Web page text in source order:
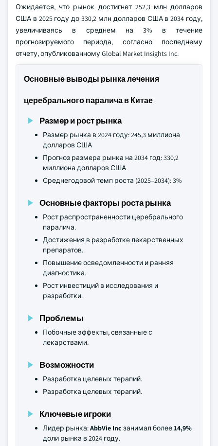
Ожидается, что рынок достигнет 252,3 млн долларов
США в 2025 году до 330,2 млн долларов США в 2034 году,
увеличиваясь в среднем на 3% в течение
прогнозируемого периода, согласно последнему
отчету, опубликованному Global Market Insights Inc.
Основные выводы рынка лечения
церебрального паралича в Китае
Размер и рост рынка
Размер рынка в 2024 году: 245,3 миллиона
долларов США
Прогноз размера рынка на 2034 год: 330,2
миллиона долларов США
Среднегодовой темп роста (2025–2034): 3%
Основные факторы роста рынка
Рост распространенности церебрального
паралича.
Достижения в разработке лекарственных
препаратов.
Повышение осведомленности и ранняя
диагностика.
Рост инвестиций в исследования и
разработки.
Проблемы
Побочные эффекты, связанные с
лекарствами.
Возможности
Разработка целевых терапий.
Разработка целевых терапий.
Ключевые игроки
Лидер рынка:AbbVie Inc занимал более14,9%
доли рынка в 2024 году.